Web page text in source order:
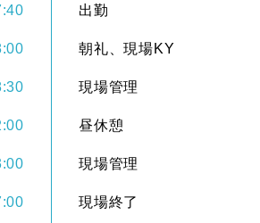
出勤
朝礼、現場KY
現場管理
昼休憩
現場管理
現場終了